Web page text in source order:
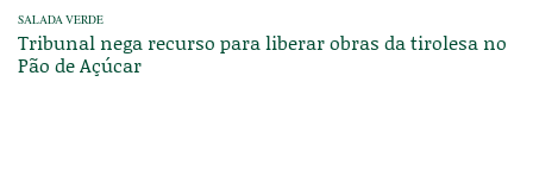
SALADA VERDE
Tribunal nega recurso para liberar obras da tirolesa no
Pão de Açúcar